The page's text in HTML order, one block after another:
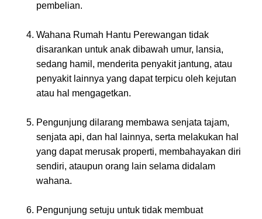
pembelian.
Wahana Rumah Hantu Perewangan tidak
disarankan untuk anak dibawah umur, lansia,
sedang hamil, menderita penyakit jantung, atau
penyakit lainnya yang dapat terpicu oleh kejutan
atau hal mengagetkan.
Pengunjung dilarang membawa senjata tajam,
senjata api, dan hal lainnya, serta melakukan hal
yang dapat merusak properti, membahayakan diri
sendiri, ataupun orang lain selama didalam
wahana.
Pengunjung setuju untuk tidak membuat